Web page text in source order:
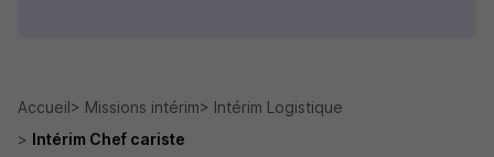
Accueil Missions intérim
Intérim Logistique
Intérim Chef cariste